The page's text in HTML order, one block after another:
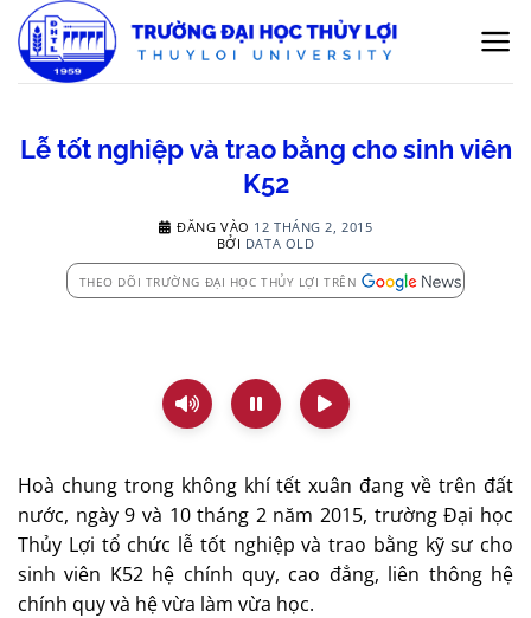
qua
nội
Lễ tốt nghiệp và trao bằng cho sinh viên
K52
ĐĂNG VÀO 12 THÁNG 2, 2015
BỞI DATA OLD
THEO DÕI TRƯỜNG ĐẠI HỌC THỦY LỢI TRÊN
Hoà chung trong không khí tết xuân đang về trên đất
nước, ngày 9 và 10 tháng 2 năm 2015, trường Đại học
Thủy Lợi tổ chức lễ tốt nghiệp và trao bằng kỹ sư cho
sinh viên K52 hệ chính quy, cao đẳng, liên thông hệ
chính quy và hệ vừa làm vừa học.